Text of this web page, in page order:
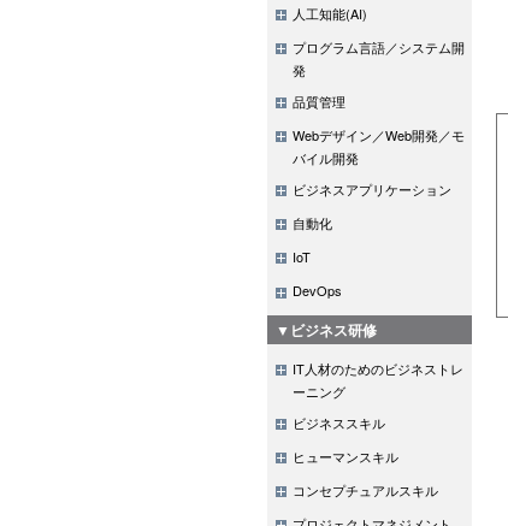
人工知能(AI)
プログラム言語／システム開
発
品質管理
Webデザイン／Web開発／モ
バイル開発
ビジネスアプリケーション
自動化
IoT
DevOps
▼ビジネス研修
IT人材のためのビジネストレ
ーニング
ビジネススキル
ヒューマンスキル
コンセプチュアルスキル